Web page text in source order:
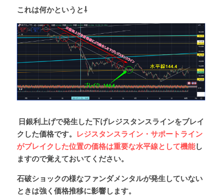
これは何かというと⇩
クした価格です。
レジスタンスライン・サポートライン
がブレイクした位置の価格は重要な水平線として機能し
ますので覚えておいてください。
石破ショックの様なファンダメンタルが発生していない
ときは強く価格推移に影響します。